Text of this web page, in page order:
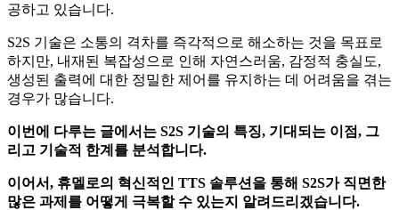
공하고 있습니다.
S2S 기술은 소통의 격차를 즉각적으로 해소하는 것을 목표로
하지만, 내재된 복잡성으로 인해 자연스러움, 감정적 충실도,
생성된 출력에 대한 정밀한 제어를 유지하는 데 어려움을 겪는
경우가 많습니다.
이번에 다루는 글에서는 S2S 기술의 특징, 기대되는 이점, 그
리고 기술적 한계를 분석합니다.
이어서, 휴멜로의 혁신적인 TTS 솔루션을 통해 S2S가 직면한
많은 과제를 어떻게 극복할 수 있는지 알려드리겠습니다.